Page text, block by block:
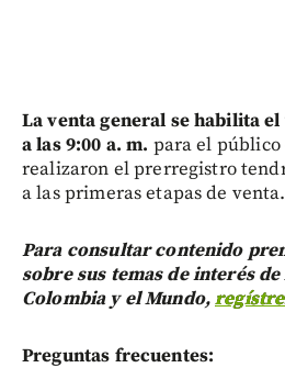
La venta general se habilita
a las 9:00 a. m. para el público
realizaron el prerregistro
a las primeras etapas de venta.
Para consultar contenido
sobre sus temas de interés
Colombia y el Mundo,
Preguntas frecuentes: